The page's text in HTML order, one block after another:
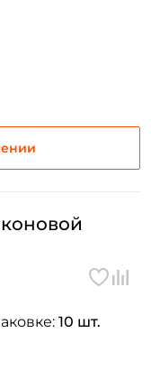
10 шт.